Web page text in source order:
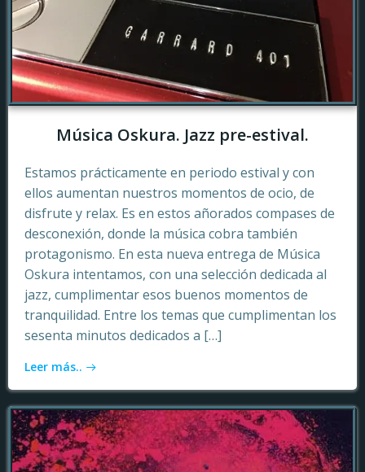
Música Oskura. Jazz pre-estival.
Estamos prácticamente en periodo estival y con
ellos aumentan nuestros momentos de ocio, de
disfrute y relax. Es en estos añorados compases de
desconexión, donde la música cobra también
protagonismo. En esta nueva entrega de Música
Oskura intentamos, con una selección dedicada al
jazz, cumplimentar esos buenos momentos de
tranquilidad. Entre los temas que cumplimentan los
sesenta minutos dedicados a […]
Leer más..